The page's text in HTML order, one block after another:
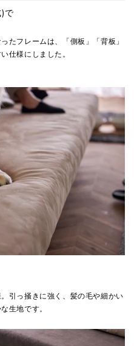
で
たフレームは、「側板」「背板」
仕様にしました。
引っ掻きに強く、髪の毛や細かい
生地です。